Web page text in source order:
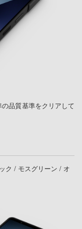
の品質基準をクリアして
ク / モスグリーン / オ